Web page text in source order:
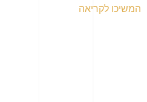
המשיכו לקריאה